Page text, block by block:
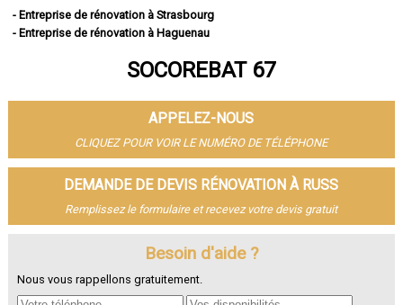
- Entreprise de rénovation à Strasbourg
- Entreprise de rénovation à Haguenau
- Entreprise de rénovation à Illkirch-Graffenstaden
- Entreprise de rénovation à Bischheim
- Entreprise de rénovation à Lingolsheim
- Entreprise de rénovation à Bischwiller
- Entreprise de rénovation à Saverne
- Entreprise de rénovation à Obernai
- Entreprise de rénovation à Ostwald
- Entreprise de rénovation à Hœnheim
- Entreprise de rénovation à Brumath
- Entreprise de rénovation à Molsheim
- Entreprise de rénovation à Wissembourg
SOCOREBAT 67
APPELEZ-NOUS
CLIQUEZ POUR VOIR LE NUMÉRO DE TÉLÉPHONE
DEMANDE DE DEVIS RÉNOVATION À RUSS
Remplissez le formulaire et recevez votre devis gratuit
Besoin d'aide ?
Nous vous rappellons gratuitement.